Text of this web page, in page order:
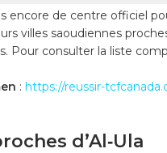
encore de centre officiel
villes saoudiennes
Pour consulter la liste
: https://reussir-
d’Al‑Ula